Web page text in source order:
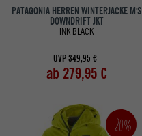
PATAGONIA HERREN WINTERJACKE M'S
DOWNDRIFT JKT
INK BLACK
UVP 349,95 €
ab 279,95 €
-20%